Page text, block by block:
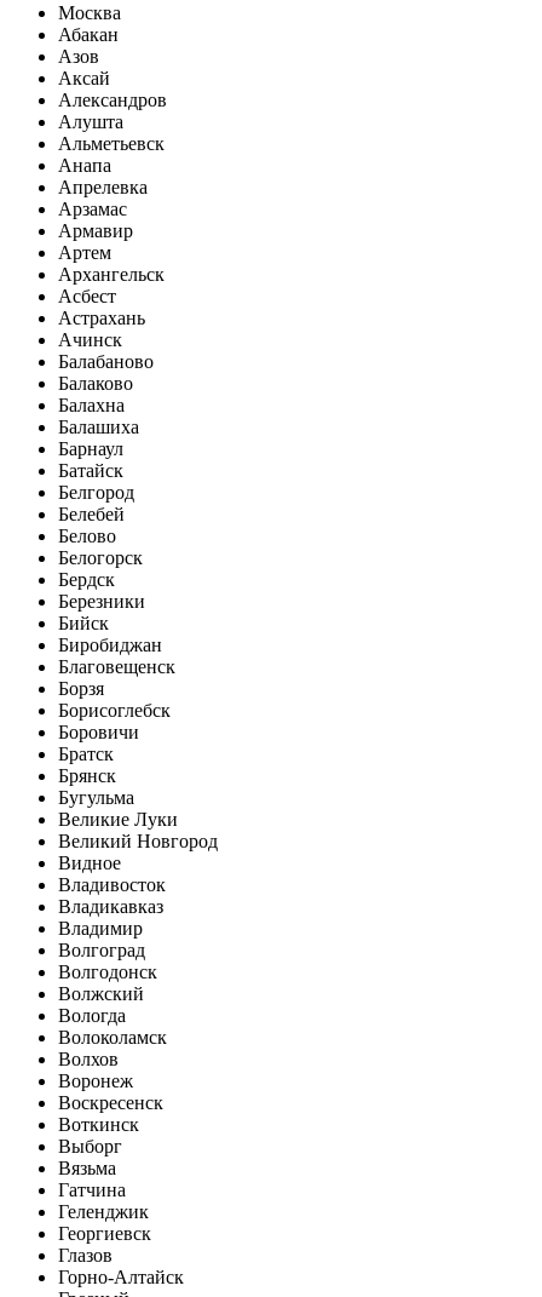
Москва
Абакан
Азов
Аксай
Александров
Алушта
Альметьевск
Анапа
Апрелевка
Арзамас
Армавир
Артем
Архангельск
Асбест
Астрахань
Ачинск
Балабаново
Балаково
Балахна
Балашиха
Барнаул
Батайск
Белгород
Белебей
Белово
Белогорск
Бердск
Березники
Бийск
Биробиджан
Благовещенск
Борзя
Борисоглебск
Боровичи
Братск
Брянск
Бугульма
Великие Луки
Великий Новгород
Видное
Владивосток
Владикавказ
Владимир
Волгоград
Волгодонск
Волжский
Вологда
Волоколамск
Волхов
Воронеж
Воскресенск
Воткинск
Выборг
Вязьма
Гатчина
Геленджик
Георгиевск
Глазов
Горно-Алтайск